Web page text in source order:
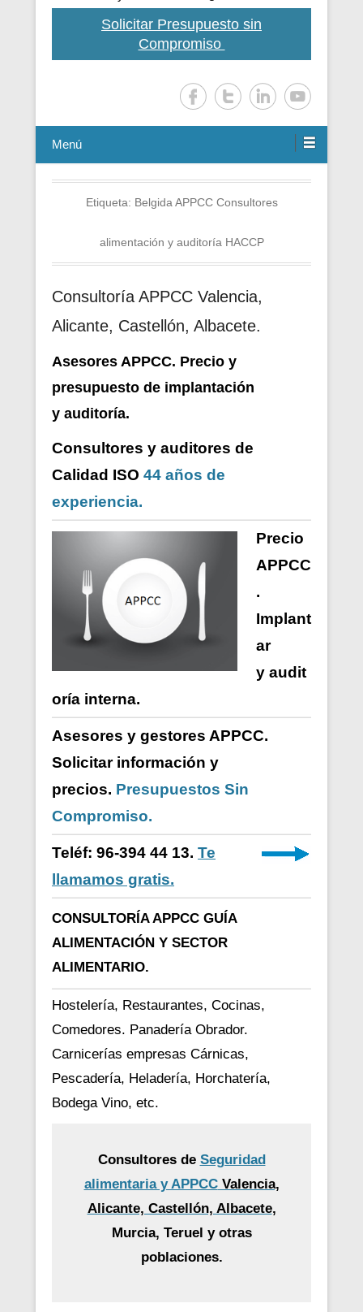
Solicitar Presupuesto sin
Compromiso
Menú
Etiqueta: Belgida APPCC Consultores
alimentación y auditoría HACCP
Consultoría APPCC Valencia,
Alicante, Castellón, Albacete.
Asesores APPCC. Precio y
presupuesto de implantación
y auditoría.
Consultores y auditores de
Calidad ISO 44 años de
experiencia.
Precio
APPCC
.
Implant
ar
y audit
oría interna.
Asesores y gestores APPCC.
Solicitar información y
precios. Presupuestos Sin
Compromiso.
Teléf: 96-394 44 13. Te
llamamos gratis.
CONSULTORÍA APPCC GUÍA
ALIMENTACIÓN Y SECTOR
ALIMENTARIO.
Hostelería, Restaurantes, Cocinas,
Comedores. Panadería Obrador.
Carnicerías empresas Cárnicas,
Pescadería, Heladería, Horchatería,
Bodega Vino, etc.
Consultores de Seguridad
alimentaria y APPCCValencia,
Alicante, Castellón, Albacete,
Murcia, Teruel y otras
poblaciones.